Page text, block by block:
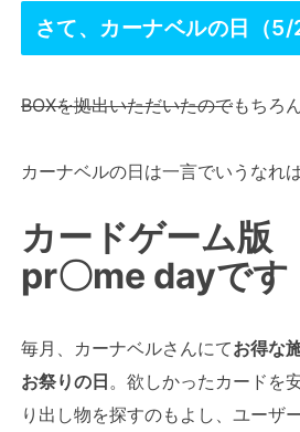
さて、カーナベルの日（5/
BOXを拠出いただいたのでもちろ
カーナベルの日は一言でいうなれ
カードゲーム版
pr〇me dayです
毎月、カーナベルさんにてお得な
お祭りの日 。欲しかったカードを
り出し物を探すのもよし、ユーザ